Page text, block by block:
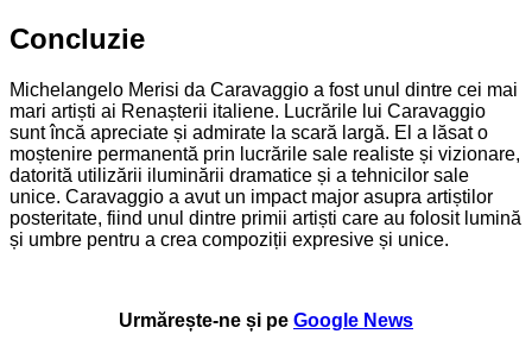
Concluzie
Michelangelo Merisi da Caravaggio a fost unul dintre cei mai
mari artiști ai Renașterii italiene. Lucrările lui Caravaggio
sunt încă apreciate și admirate la scară largă. El a lăsat o
moștenire permanentă prin lucrările sale realiste și vizionare,
datorită utilizării iluminării dramatice și a tehnicilor sale
unice. Caravaggio a avut un impact major asupra artiștilor
posteritate, fiind unul dintre primii artiști care au folosit lumină
și umbre pentru a crea compoziții expresive și unice.
Urmărește-ne și pe Google News